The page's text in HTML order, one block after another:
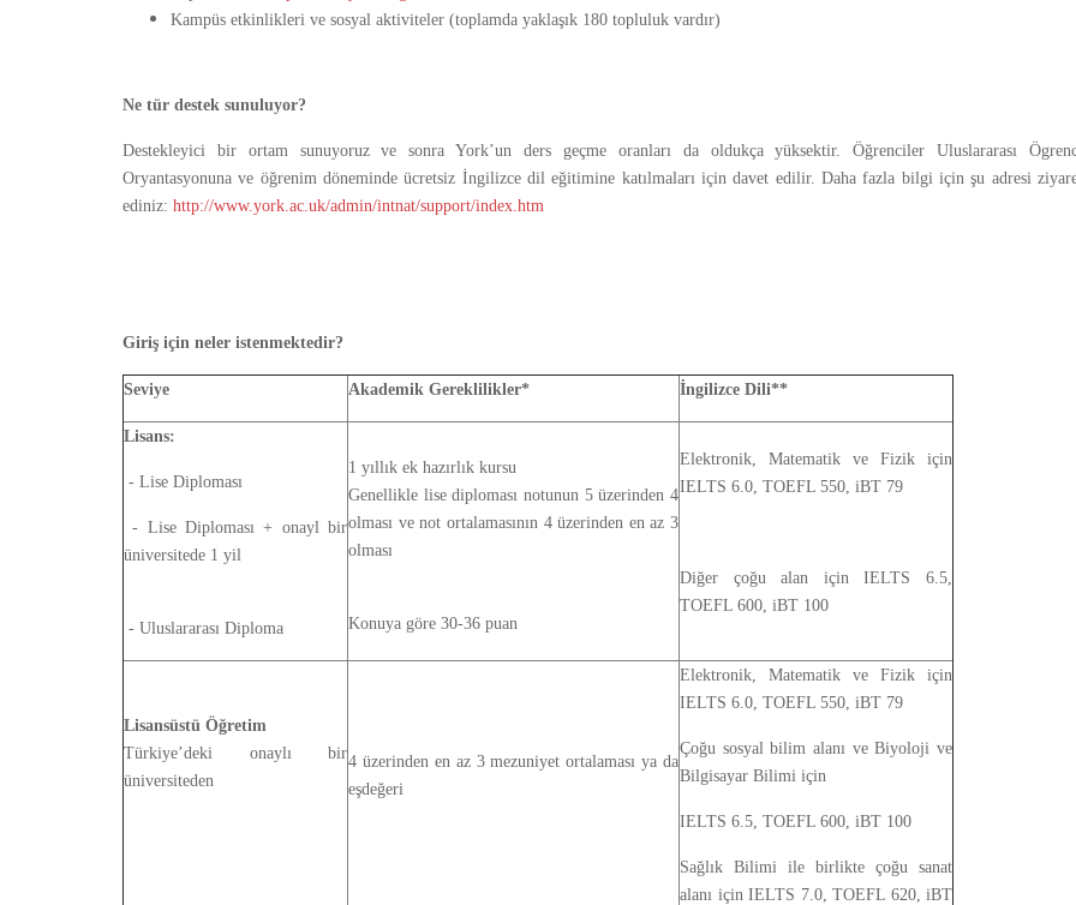
Kampüs etkinlikleri ve sosyal aktiviteler (toplamda yaklaşık 180 topluluk vardır)
Ne tür destek sunuluyor?
Destekleyici bir ortam sunuyoruz ve sonra York’un ders geçme oranları da oldukça yüksektir. Öğrenciler Uluslararası
Oryantasyonuna ve öğrenim döneminde ücretsiz İngilizce dil eğitimine katılmaları için davet edilir. Daha fazla bilgi için şu adresi
ediniz: http://www.york.ac.uk/admin/intnat/support/index.htm
Giriş için neler istenmektedir?
Seviye Akademik Gereklilikler* İngilizce Dili**
Lisans:
- Lise Diploması
- Lise Diploması + onayl bir
üniversitede 1 yil
- Uluslararası Diploma
1 yıllık ek hazırlık kursu
Genellikle lise diploması notunun 5 üzerinden 4
olması ve not ortalamasının 4 üzerinden en az 3
olması
Konuya göre 30-36 puan
Elektronik, Matematik ve Fizik için
IELTS 6.0, TOEFL 550, iBT 79
Diğer çoğu alan için IELTS 6.5,
TOEFL 600, iBT 100
Lisansüstü Öğretim
Türkiye’deki onaylı bir
üniversiteden
4 üzerinden en az 3 mezuniyet ortalaması ya da
eşdeğeri
Elektronik, Matematik ve Fizik için
IELTS 6.0, TOEFL 550, iBT 79
Çoğu sosyal bilim alanı ve Biyoloji ve
Bilgisayar Bilimi için
IELTS 6.5, TOEFL 600, iBT 100
Sağlık Bilimi ile birlikte çoğu sanat
alanı için IELTS 7.0, TOEFL 620, iBT